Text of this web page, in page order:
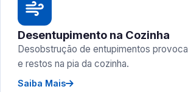
Desentupimento na Cozinha
Desobstrução de entupimentos
e restos na pia da cozinha.
Saiba Mais